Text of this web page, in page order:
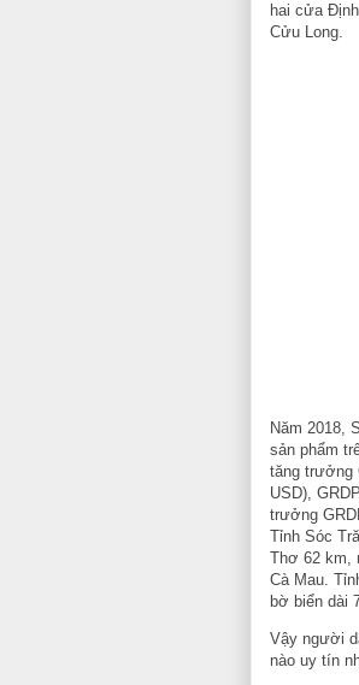
hai cửa
Cửu Long.
Năm 2018,
sản phẩm
tăng trưởng
USD),
trưởng
Tỉnh Sóc
Thơ 62 km,
Cà Mau.
bờ biển dài
Vậy người
nào uy tín